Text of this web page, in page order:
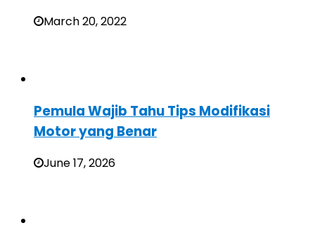
March 20, 2022
Pemula Wajib Tahu Tips Modifikasi
Motor yang Benar
June 17, 2026